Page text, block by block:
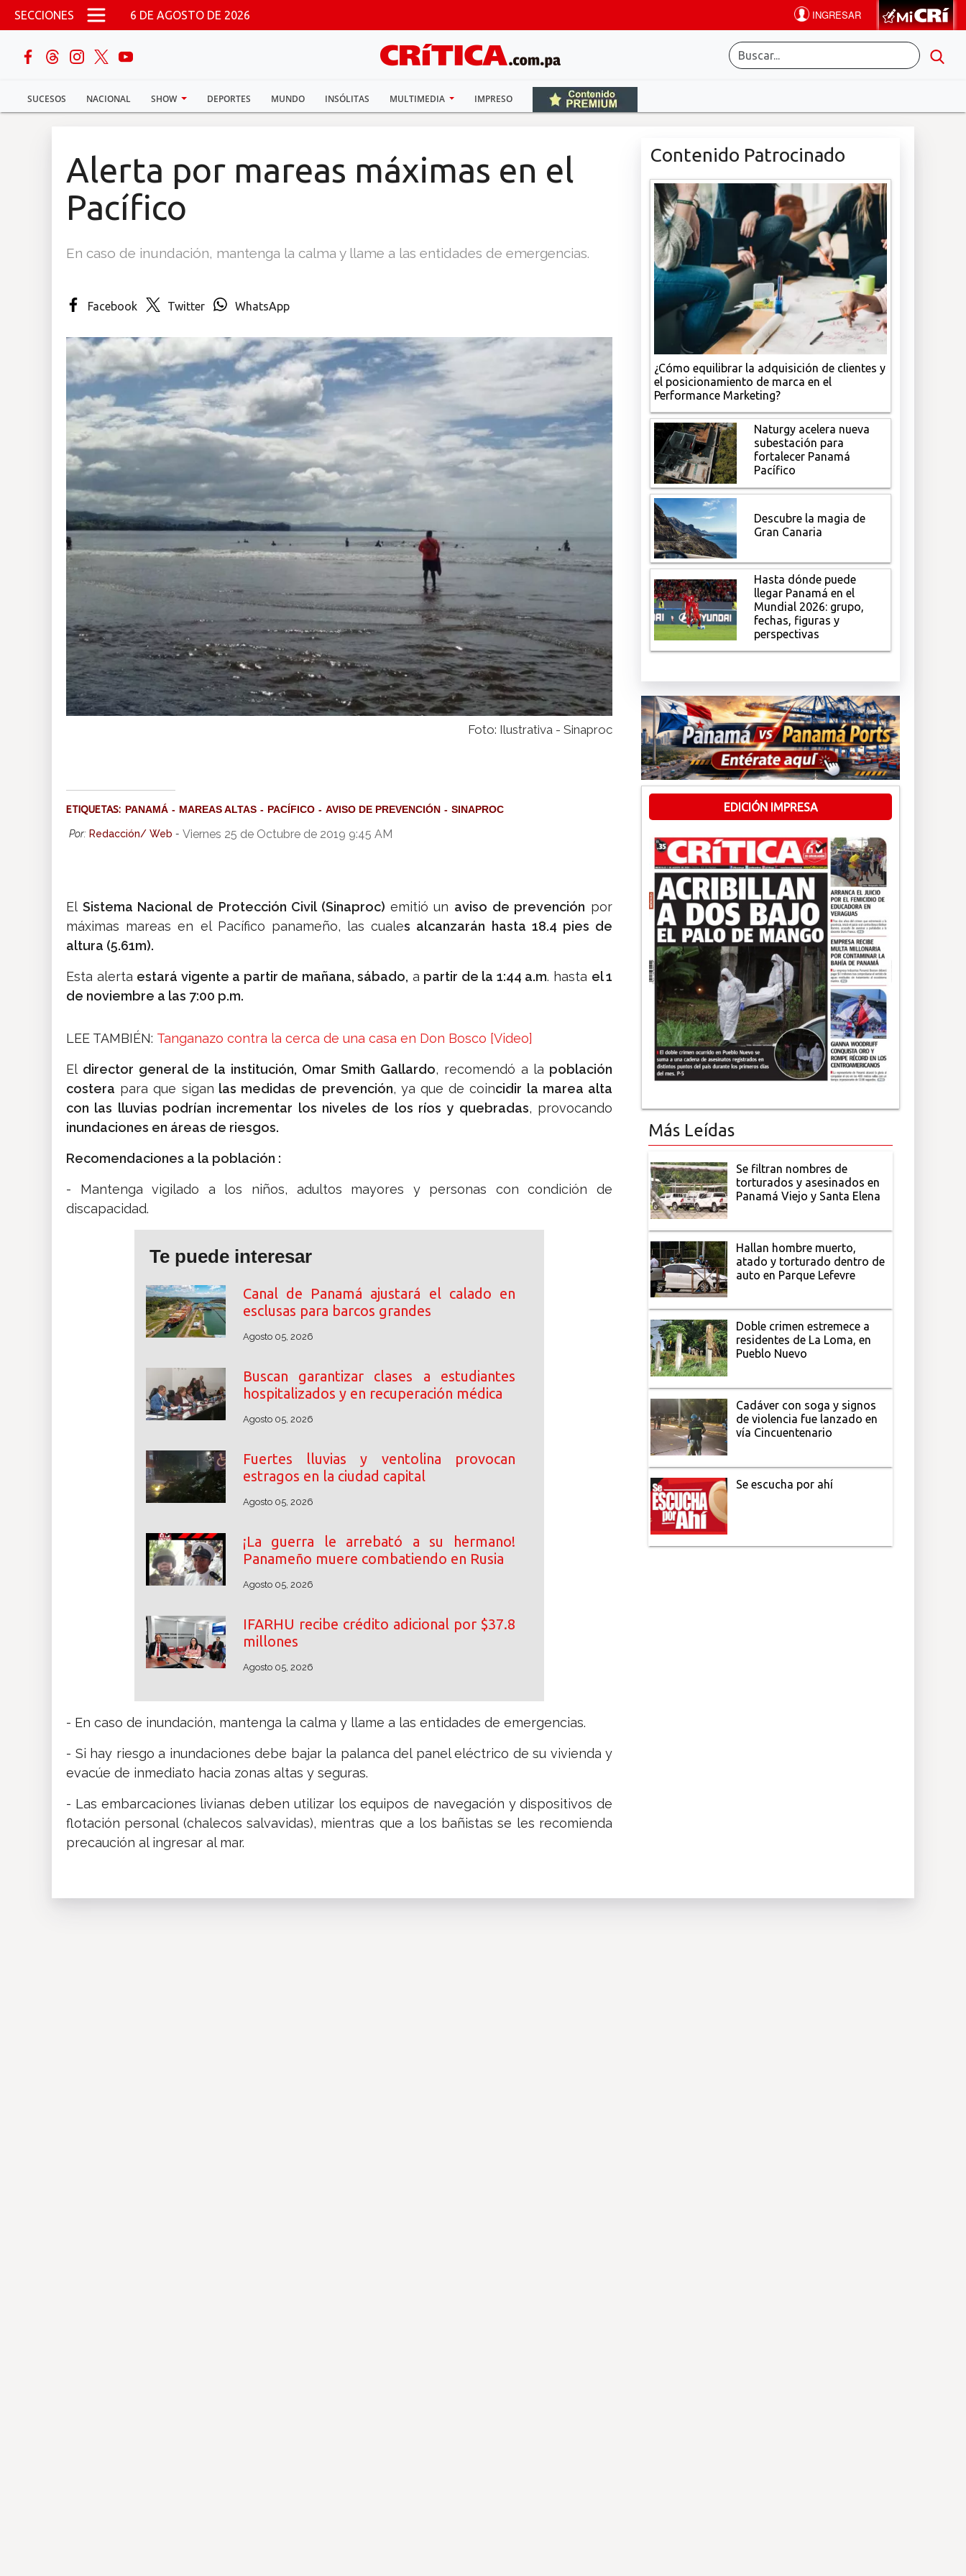
Pasar al contenido principal
SECCIONES 6 DE AGOSTO DE 2026
SUCESOS NACIONAL SHOW DEPORTES MUNDO INSÓLITAS MULTIMEDIA IMPRESO
buscar
Sucesos
Alerta por mareas máximas en el
Pacífico
En caso de inundación, mantenga la calma y llame a las entidades de emergencias.
Facebook Twitter WhatsApp
Foto: Ilustrativa - Sinaproc
ETIQUETAS: PANAMÁ MAREAS ALTAS PACÍFICO AVISO DE PREVENCIÓN SINAPROC
Por: Redacción/ Web - Viernes 25 de Octubre de 2019 9:45 AM
El Sistema Nacional de Protección Civil (Sinaproc) emitió un aviso de prevención por
máximas mareas en el Pacífico panameño, las cuales alcanzarán hasta 18.4 pies de
altura (5.61m).
Esta alerta estará vigente a partir de mañana, sábado, a partir de la 1:44 a.m. hasta el 1
de noviembre a las 7:00 p.m.
LEE TAMBIÉN: Tanganazo contra la cerca de una casa en Don Bosco [Video]
El director general de la institución, Omar Smith Gallardo, recomendó a la población
costera para que sigan las medidas de prevención, ya que de coincidir la marea alta
con las lluvias podrían incrementar los niveles de los ríos y quebradas, provocando
inundaciones en áreas de riesgos.
Recomendaciones a la población :
- Mantenga vigilado a los niños, adultos mayores y personas con condición de
discapacidad.
Te puede interesar
Canal de Panamá ajustará el calado en
esclusas para barcos grandes
Agosto 05, 2026
Buscan garantizar clases a estudiantes
hospitalizados y en recuperación médica
Agosto 05, 2026
Fuertes lluvias y ventolina provocan
estragos en la ciudad capital
Agosto 05, 2026
¡La guerra le arrebató a su hermano!
Panameño muere combatiendo en Rusia
Agosto 05, 2026
IFARHU recibe crédito adicional por $37.8
millones
Agosto 05, 2026
- En caso de inundación, mantenga la calma y llame a las entidades de emergencias.
- Si hay riesgo a inundaciones debe bajar la palanca del panel eléctrico de su vivienda y
evacúe de inmediato hacia zonas altas y seguras.
- Las embarcaciones livianas deben utilizar los equipos de navegación y dispositivos de
flotación personal (chalecos salvavidas), mientras que a los bañistas se les recomienda
precaución al ingresar al mar.
Contenido Patrocinado
¿Cómo equilibrar la adquisición de clientes y
el posicionamiento de marca en el
Performance Marketing?
Naturgy acelera nueva
subestación para
fortalecer Panamá
Pacífico
Descubre la magia de
Gran Canaria
Hasta dónde puede
llegar Panamá en el
Mundial 2026: grupo,
fechas, figuras y
perspectivas
EDICIÓN IMPRESA
Más Leídas
Se filtran nombres de
torturados y asesinados en
Panamá Viejo y Santa Elena
Hallan hombre muerto,
atado y torturado dentro de
auto en Parque Lefevre
Doble crimen estremece a
residentes de La Loma, en
Pueblo Nuevo
Cadáver con soga y signos
de violencia fue lanzado en
vía Cincuentenario
Se escucha por ahí